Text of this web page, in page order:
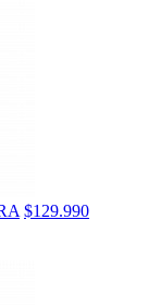
$129.990